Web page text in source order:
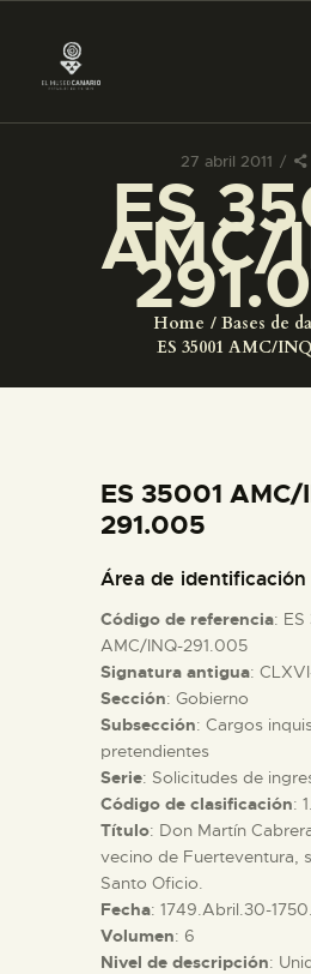
27 abril 2011
ES
AMC/
Home Bases de
ES 35001 AMC/
PREPARAR LA
ACTIVIDADES
COLECCIONES
ESPAÑOL
PREPARAR LA
ACTIVIDADES
█
EL MUSEO
ES 35001 AMC/
291.005
Área de identificación
Código de referencia: ES
AMC/INQ-291.005
Signatura antigua:
Sección: Gobierno
Subsección: Cargos
pretendientes
Serie: Solicitudes de
Código de clasificación:
Título: Don Martín
vecino de Fuerteventura,
Santo Oficio.
Fecha: 1749.Abril.30-
Volumen: 6
Nivel de descripción: